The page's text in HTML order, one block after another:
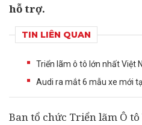
hỗ trợ.
TIN LIÊN QUAN
Triển lãm ô tô lớn nhất Việt
Audi ra mắt 6 mẫu xe mới
Ban tổ chức Triển lãm Ô tô